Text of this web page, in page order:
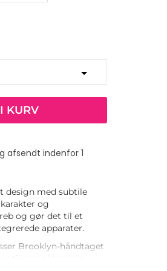
KURV
afsendt indenfor 1
design med subtile
og
og gør det til et
apparater.
Brooklyn-håndtaget